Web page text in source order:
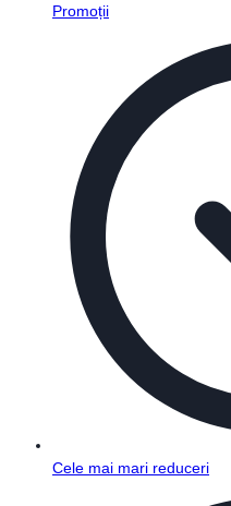
Promoții
Cele mai mari reduceri